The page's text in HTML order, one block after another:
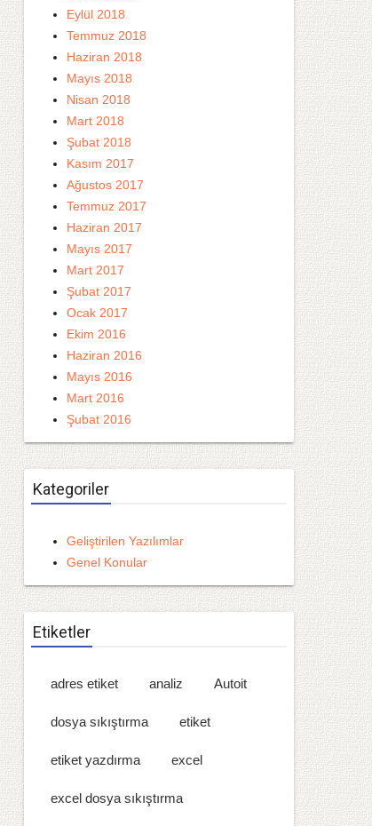
Eylül 2018
Temmuz 2018
Haziran 2018
Mayıs 2018
Nisan 2018
Mart 2018
Şubat 2018
Kasım 2017
Ağustos 2017
Temmuz 2017
Haziran 2017
Mayıs 2017
Mart 2017
Şubat 2017
Ocak 2017
Ekim 2016
Haziran 2016
Mayıs 2016
Mart 2016
Şubat 2016
Kategoriler
Geliştirilen Yazılımlar
Genel Konular
Etiketler
adres etiket analiz Autoit
dosya sıkıştırma etiket
etiket yazdırma excel
excel dosya sıkıştırma